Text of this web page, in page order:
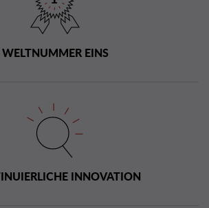
WELTNUMMER EINS
INNOVATION